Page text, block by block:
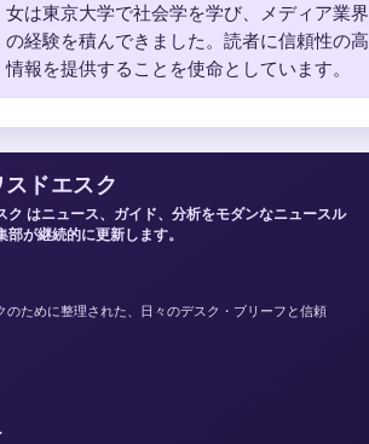
女は東京大学で社会学を学び、メディア業
の経験を積んできました。読者に信頼性の
情報を提供することを使命としています。
ドエスク
ク はニュース、ガイド、分析をモダンなニュースル
が継続的に更新します。
のために整理された、日々のデスク・ブリーフと信頼